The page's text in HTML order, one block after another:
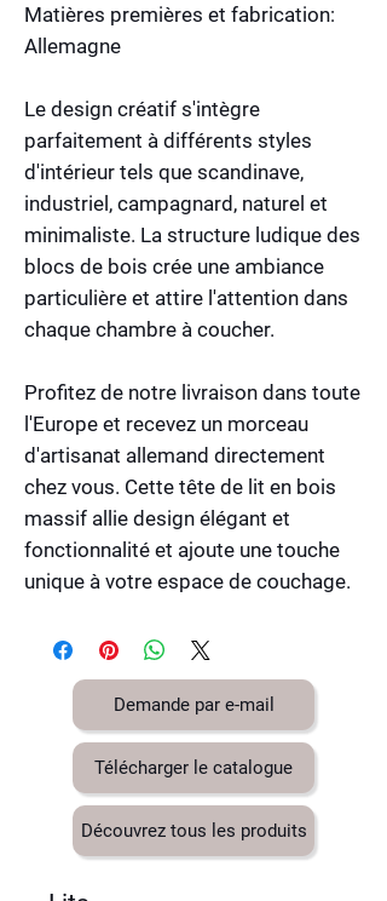
Matières premières et fabrication:
Allemagne
Le design créatif s'intègre
parfaitement à différents styles
d'intérieur tels que scandinave,
industriel, campagnard, naturel et
minimaliste. La structure ludique des
blocs de bois crée une ambiance
particulière et attire l'attention dans
chaque chambre à coucher.
Profitez de notre livraison dans toute
l'Europe et recevez un morceau
d'artisanat allemand directement
chez vous. Cette tête de lit en bois
massif allie design élégant et
fonctionnalité et ajoute une touche
unique à votre espace de couchage.
Demande par e-mail
Télécharger le catalogue
Découvrez tous les produits